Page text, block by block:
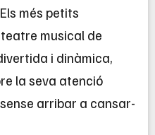
més petits
musical de
i dinàmica,
la seva atenció
arribar a cansar-